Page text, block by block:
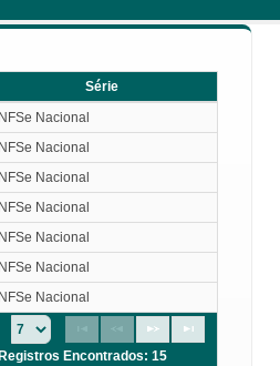
Série
Série
NFSe Nacional
NFSe Nacional
NFSe Nacional
NFSe Nacional
NFSe Nacional
NFSe Nacional
NFSe Nacional
Encontrados: 15